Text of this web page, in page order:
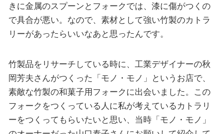
きに金属のスプーンとフォークでは、漆に傷がつくの
で具合が悪い。なので、素材として強い竹製のカトラ
リーがあったらいいなあと思ったんです。
竹製品をリサーチしている時に、工業デザイナーの秋
岡芳夫さんがつくった「モノ・モノ」というお店で、
素敵な竹製の和菓子用フォークに出会いました。この
フォークをつくっている人に私が考えているカトラリ
ーをつくってもらいたいと思い、当時「モノ・モノ」